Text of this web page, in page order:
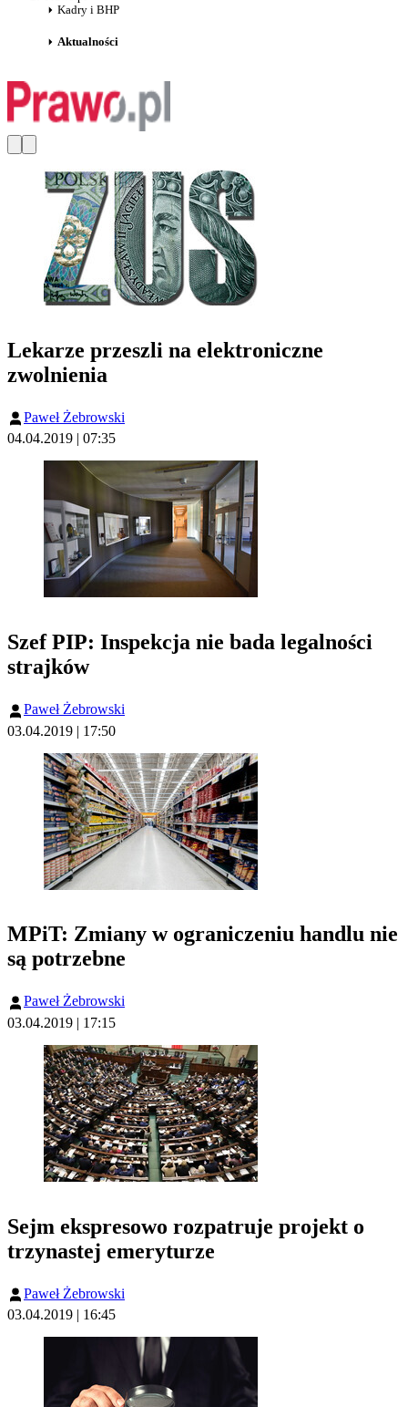
Kadry i BHP
Aktualności
Lekarze przeszli na elektroniczne
zwolnienia
Paweł Żebrowski
04.04.2019 | 07:35
Szef PIP: Inspekcja nie bada legalności
strajków
Paweł Żebrowski
03.04.2019 | 17:50
MPiT: Zmiany w ograniczeniu handlu nie
są potrzebne
Paweł Żebrowski
03.04.2019 | 17:15
Sejm ekspresowo rozpatruje projekt o
trzynastej emeryturze
Paweł Żebrowski
03.04.2019 | 16:45